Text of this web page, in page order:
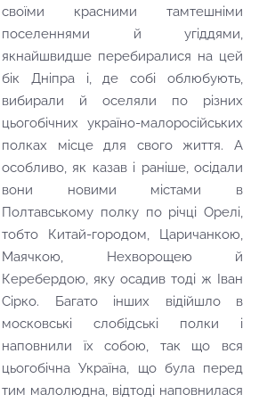
своїми красними тамтешніми
поселеннями й угіддями,
якнайшвидше перебиралися на цей
бік Дніпра і, де собі облюбують,
вибирали й оселяли по різних
цьогобічних україно-малоросійських
полках місце для свого життя. А
особливо, як казав і раніше, осідали
вони новими містами в
Полтавському полку по річці Орелі,
тобто Китай-городом, Царичанкою,
Маячкою, Нехворощею й
Керебердою, яку осадив тоді ж Іван
Сірко. Багато інших відійшло в
московські слобідські полки і
наповнили їх собою, так що вся
цьогобічна Україна, що була перед
тим малолюдна, відтоді наповнилася